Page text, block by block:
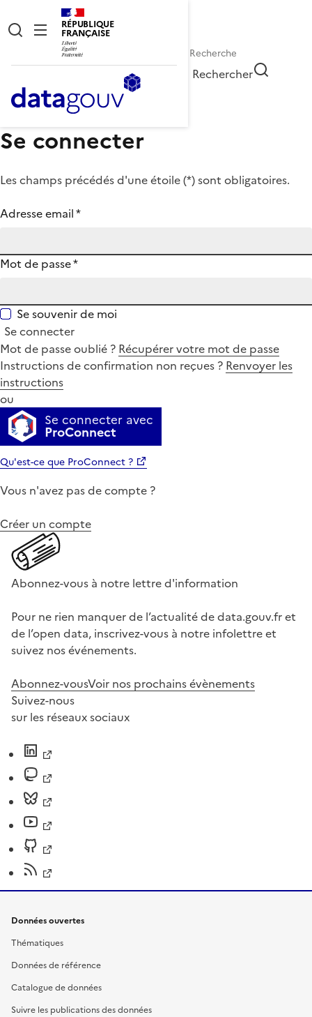
RÉPUBLIQUE
FRANÇAISE
Rechercher
Se connecter
Les champs précédés d'une étoile (*) sont obligatoires.
Adresse email*
Mot de passe*
Se souvenir de moi
Se connecter
Mot de passe oublié ? Récupérer votre mot de passe
Instructions de confirmation non reçues ? Renvoyer les
instructions
ou
Se connecter avec
ProConnect
Qu'est-ce que ProConnect ?
Vous n'avez pas de compte ?
Créer un compte
Abonnez-vous à notre lettre d'information
Pour ne rien manquer de l’actualité de data.gouv.fr et
de l’open data, inscrivez-vous à notre infolettre et
suivez nos événements.
Abonnez-vousVoir nos prochains évènements
Suivez-nous
sur les réseaux sociaux
Données ouvertes
Thématiques
Données de référence
Catalogue de données
Suivre les publications des données